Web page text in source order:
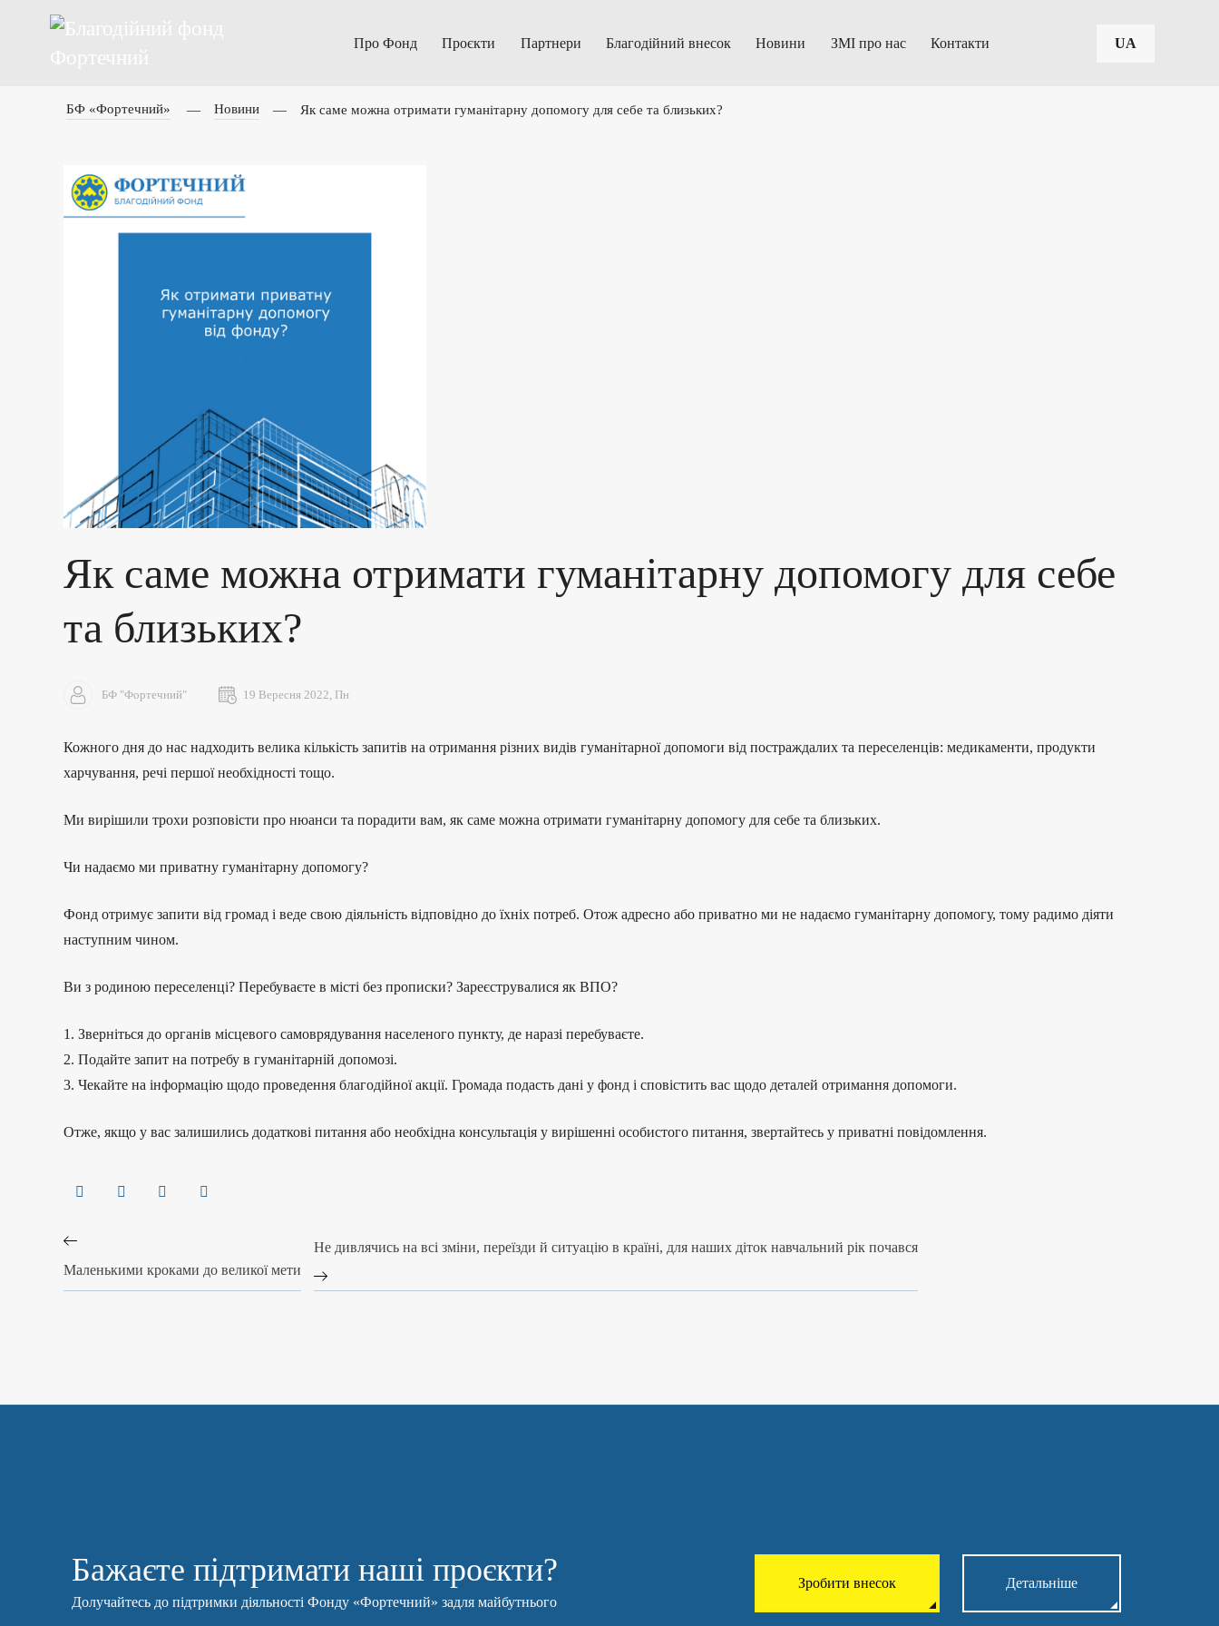
Про Фонд Проєкти Партнери Благодійний внесок Новини ЗМІ про нас Контакти UA
БФ «Фортечний» Новини Як саме можна отримати гуманітарну допомогу для себе та близьких?
Як саме можна отримати гуманітарну допомогу для себе
та близьких?
БФ "Фортечний" 19 Вересня 2022, Пн
Кожного дня до нас надходить велика кількість запитів на отримання різних видів гуманітарної допомоги від постраждалих та переселенців: медикаменти, продукти
харчування, речі першої необхідності тощо.
Ми вирішили трохи розповісти про нюанси та порадити вам, як саме можна отримати гуманітарну допомогу для себе та близьких.
Чи надаємо ми приватну гуманітарну допомогу?
Фонд отримує запити від громад і веде свою діяльність відповідно до їхніх потреб. Отож адресно або приватно ми не надаємо гуманітарну допомогу, тому радимо діяти
наступним чином.
Ви з родиною переселенці? Перебуваєте в місті без прописки? Зареєструвалися як ВПО?
1. Зверніться до органів місцевого самоврядування населеного пункту, де наразі перебуваєте.
2. Подайте запит на потребу в гуманітарній допомозі.
3. Чекайте на інформацію щодо проведення благодійної акції. Громада подасть дані у фонд і сповістить вас щодо деталей отримання допомоги.
Отже, якщо у вас залишились додаткові питання або необхідна консультація у вирішенні особистого питання, звертайтесь у приватні повідомлення.
Маленькими кроками до великої мети
Не дивлячись на всі зміни, переїзди й ситуацію в країні, для наших діток навчальний рік почався
Бажаєте підтримати наші проєкти?
Долучайтесь до підтримки діяльності Фонду «Фортечний» задля майбутнього
Зробити внесок Детальніше